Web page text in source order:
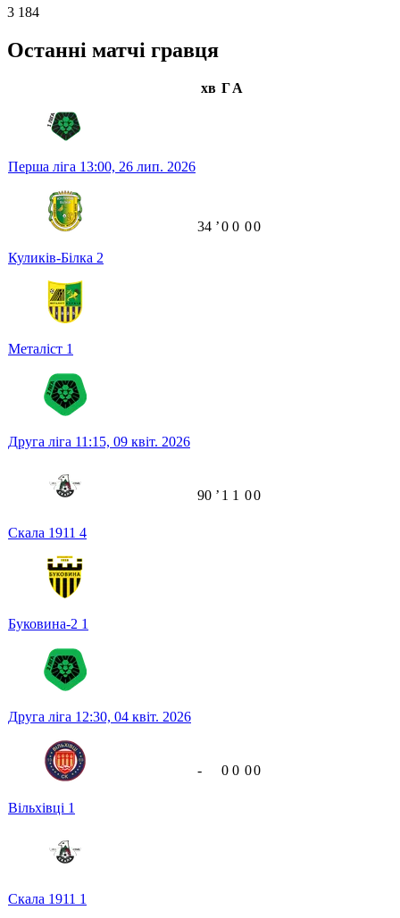
3 184
Останні матчі гравця
хв ГА
Перша ліга 13:00, 26 лип. 2026
Куликів-Білка 2
Металіст 1
34 ʼ0 0 00
Друга ліга 11:15, 09 квіт. 2026
Скала 1911 4
Буковина-2 1
90 ʼ 1 1 00
Друга ліга 12:30, 04 квіт. 2026
Вільхівці 1
Скала 1911 1
- 0 0 00